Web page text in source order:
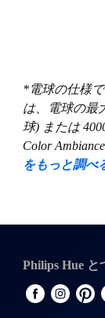
*電球の仕様
は、電球の最
球) または
Color
をもっと調べ
Philips Hue と